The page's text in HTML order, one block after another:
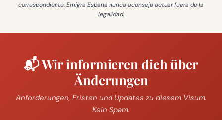
correspondiente. Emigra España nunca aconseja actuar fuera de la
legalidad.
📬 Wir informieren dich über
Änderungen
Anforderungen, Fristen und Updates zu diesem Visum.
Kein Spam.